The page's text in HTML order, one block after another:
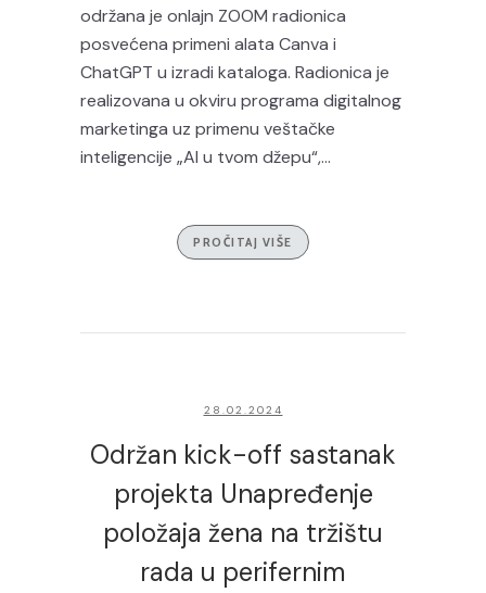
održana je onlajn ZOOM radionica
posvećena primeni alata Canva i
ChatGPT u izradi kataloga. Radionica je
realizovana u okviru programa digitalnog
marketinga uz primenu veštačke
inteligencije „AI u tvom džepu“,...
PROČITAJ VIŠE
28.02.2024
Održan kick-off sastanak
projekta Unapređenje
položaja žena na tržištu
rada u perifernim